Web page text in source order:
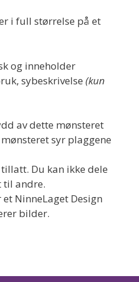
i full størrelse på et
og inneholder
sybeskrivelse (kun
av dette mønsteret
syr plaggene
Du kan ikke dele
til andre.
NinneLaget Design
bilder.